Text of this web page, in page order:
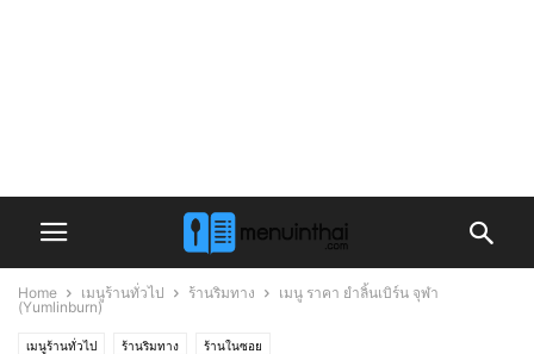
Home เมนูร้านทั่วไป ร้านริมทาง
เมนู ราคา ยำลิ้นเบิร์น จุฬา
(Yumlinburn)
เมนูร้านทั่วไป ร้านริมทาง ร้านในซอย